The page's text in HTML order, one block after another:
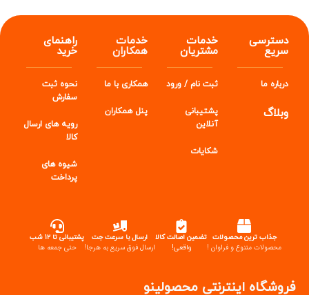
دسترسی
سریع
درباره ما
وبلاگ
خدمات
مشتریان
ثبت نام / ورود
پشتیبانی
آنلاین
شکایات
خدمات
همکاران
همکاری با ما
پنلهمکاران
راهنمای
خرید
نحوه ثبت
سفارش
رویه های ارسال
کالا
شیوه های
پرداخت
جذاب ترین محصولات
محصولات متنوع و فراوان !
تضمین اصالت کالا
واقعی!
ارسال با سرعت جت
ارسال فوق سریع به هرجا!
پشتیبانی تا ۱۲ شب
حتی جمعه ها
فروشگاه اینترنتی محصولینو